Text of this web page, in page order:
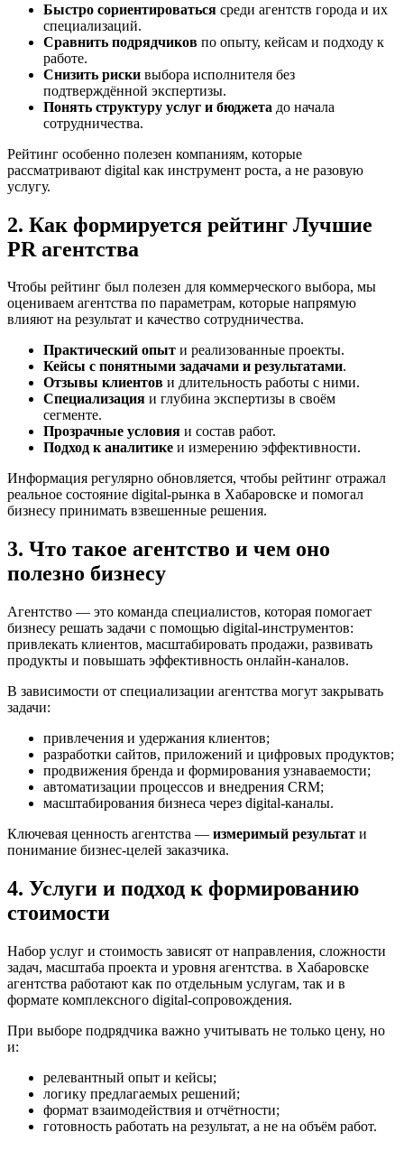
Быстро сориентироваться среди агентств города и их
специализаций.
Сравнить подрядчиков по опыту, кейсам и подходу к
работе.
Снизить риски выбора исполнителя без
подтверждённой экспертизы.
Понять структуру услуг и бюджета до начала
сотрудничества.
Рейтинг особенно полезен компаниям, которые
рассматривают digital как инструмент роста, а не разовую
услугу.
2. Как формируется рейтинг Лучшие
PR агентства
Чтобы рейтинг был полезен для коммерческого выбора, мы
оцениваем агентства по параметрам, которые напрямую
влияют на результат и качество сотрудничества.
Практический опыт и реализованные проекты.
Кейсы с понятными задачами и результатами.
Отзывы клиентов и длительность работы с ними.
Специализация и глубина экспертизы в своём
сегменте.
Прозрачные условия и состав работ.
Подход к аналитике и измерению эффективности.
Информация регулярно обновляется, чтобы рейтинг отражал
реальное состояние digital-рынка в Хабаровске и помогал
бизнесу принимать взвешенные решения.
3. Что такое агентство и чем оно
полезно бизнесу
Агентство — это команда специалистов, которая помогает
бизнесу решать задачи с помощью digital-инструментов:
привлекать клиентов, масштабировать продажи, развивать
продукты и повышать эффективность онлайн-каналов.
В зависимости от специализации агентства могут закрывать
задачи:
привлечения и удержания клиентов;
разработки сайтов, приложений и цифровых продуктов;
продвижения бренда и формирования узнаваемости;
автоматизации процессов и внедрения CRM;
масштабирования бизнеса через digital-каналы.
Ключевая ценность агентства — измеримый результат и
понимание бизнес-целей заказчика.
4. Услуги и подход к формированию
стоимости
Набор услуг и стоимость зависят от направления, сложности
задач, масштаба проекта и уровня агентства. в Хабаровске
агентства работают как по отдельным услугам, так и в
формате комплексного digital-сопровождения.
При выборе подрядчика важно учитывать не только цену, но
и:
релевантный опыт и кейсы;
логику предлагаемых решений;
формат взаимодействия и отчётности;
готовность работать на результат, а не на объём работ.